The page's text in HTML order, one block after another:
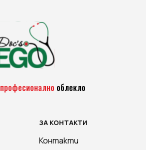
професионално облекло
ЗА КОНТАКТИ
Контакти